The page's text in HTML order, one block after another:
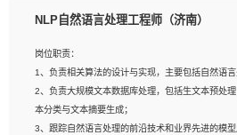
验的更佳；
3、熟悉数据库开发，熟悉Mysql、Oracle、
4、熟悉Python Wed框架（Django/Flask...）代码
良好的文档编写能力）；
5、沟通表达能力强，具备团队协作能力。
NLP自然语言处理工程师（济南）
岗位职责：
1、负责相关算法的设计与实现，主要包括自然语言
2、负责大规模文本数据库处理，包括生文本预处
本分类与文本摘要生成；
3、跟踪自然语言处理的前沿技术和业界先进的模型